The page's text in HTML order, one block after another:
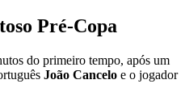
Pré-Copa
do primeiro tempo, após um
João Cancelo e o jogador